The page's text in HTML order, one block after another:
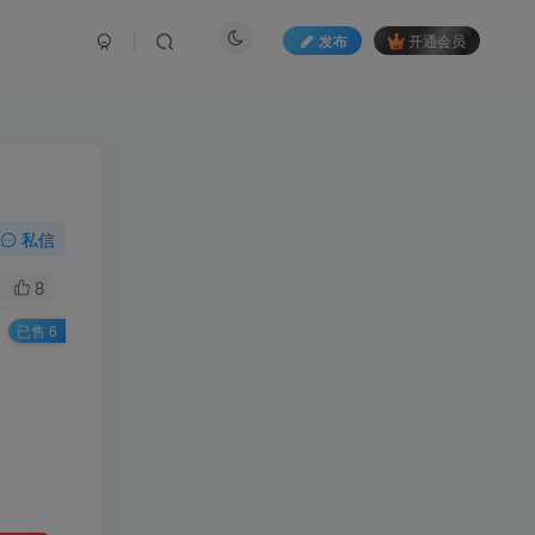
发布 开通会员
私信
8
已售 6